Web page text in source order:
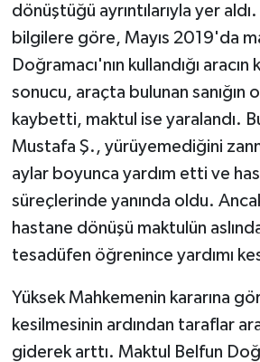
dönüştüğü ayrıntılarıyla yer
bilgilere göre, Mayıs 2019'da
Doğramacı'nın kullandığı aracın
sonucu, araçta bulunan sanığın
kaybetti, maktul ise yaralandı.
Mustafa Ş., yürüyemediğini
aylar boyunca yardım etti ve
süreçlerinde yanında oldu.
hastane dönüşü maktulün
tesadüfen öğrenince yardımı
Yüksek Mahkemenin kararına
kesilmesinin ardından taraflar
giderek arttı. Maktul Belfun